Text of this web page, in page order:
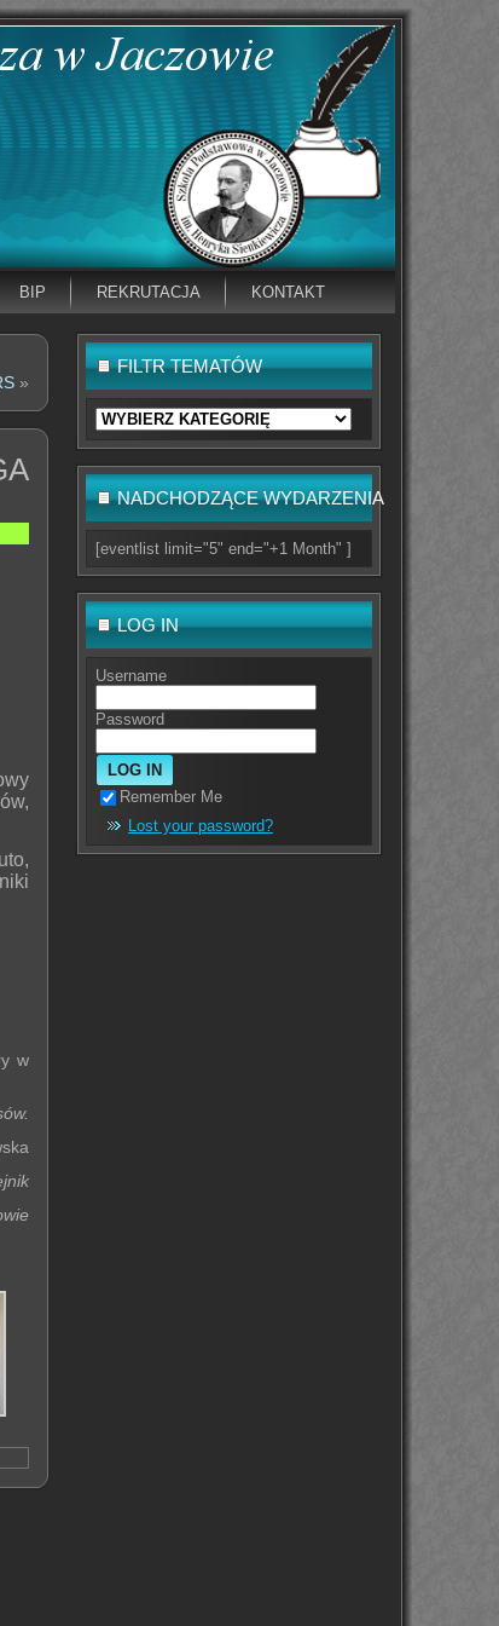
BIP REKRUTACJA KONTAKT
»
w
FILTR TEMATÓW
Filtr
tematów
NADCHODZĄCE WYDARZENIA
[eventlist limit="5" end="+1 Month" ]
LOG IN
Username
Password
Remember Me
Lost your password?